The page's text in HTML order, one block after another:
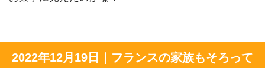
2022年12月19日｜フランスの家族もそろって